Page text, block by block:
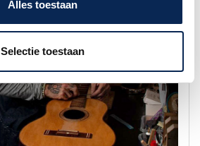
Alles toestaan
Selectie toestaan